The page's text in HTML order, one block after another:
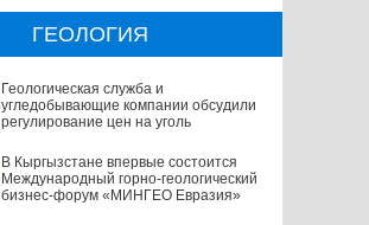
ГЕОЛОГИЯ
Геологическая служба и
угледобывающие компании обсудили
регулирование цен на уголь
В Кыргызстане впервые состоится
Международный горно-геологический
бизнес-форум «МИНГЕО Евразия»